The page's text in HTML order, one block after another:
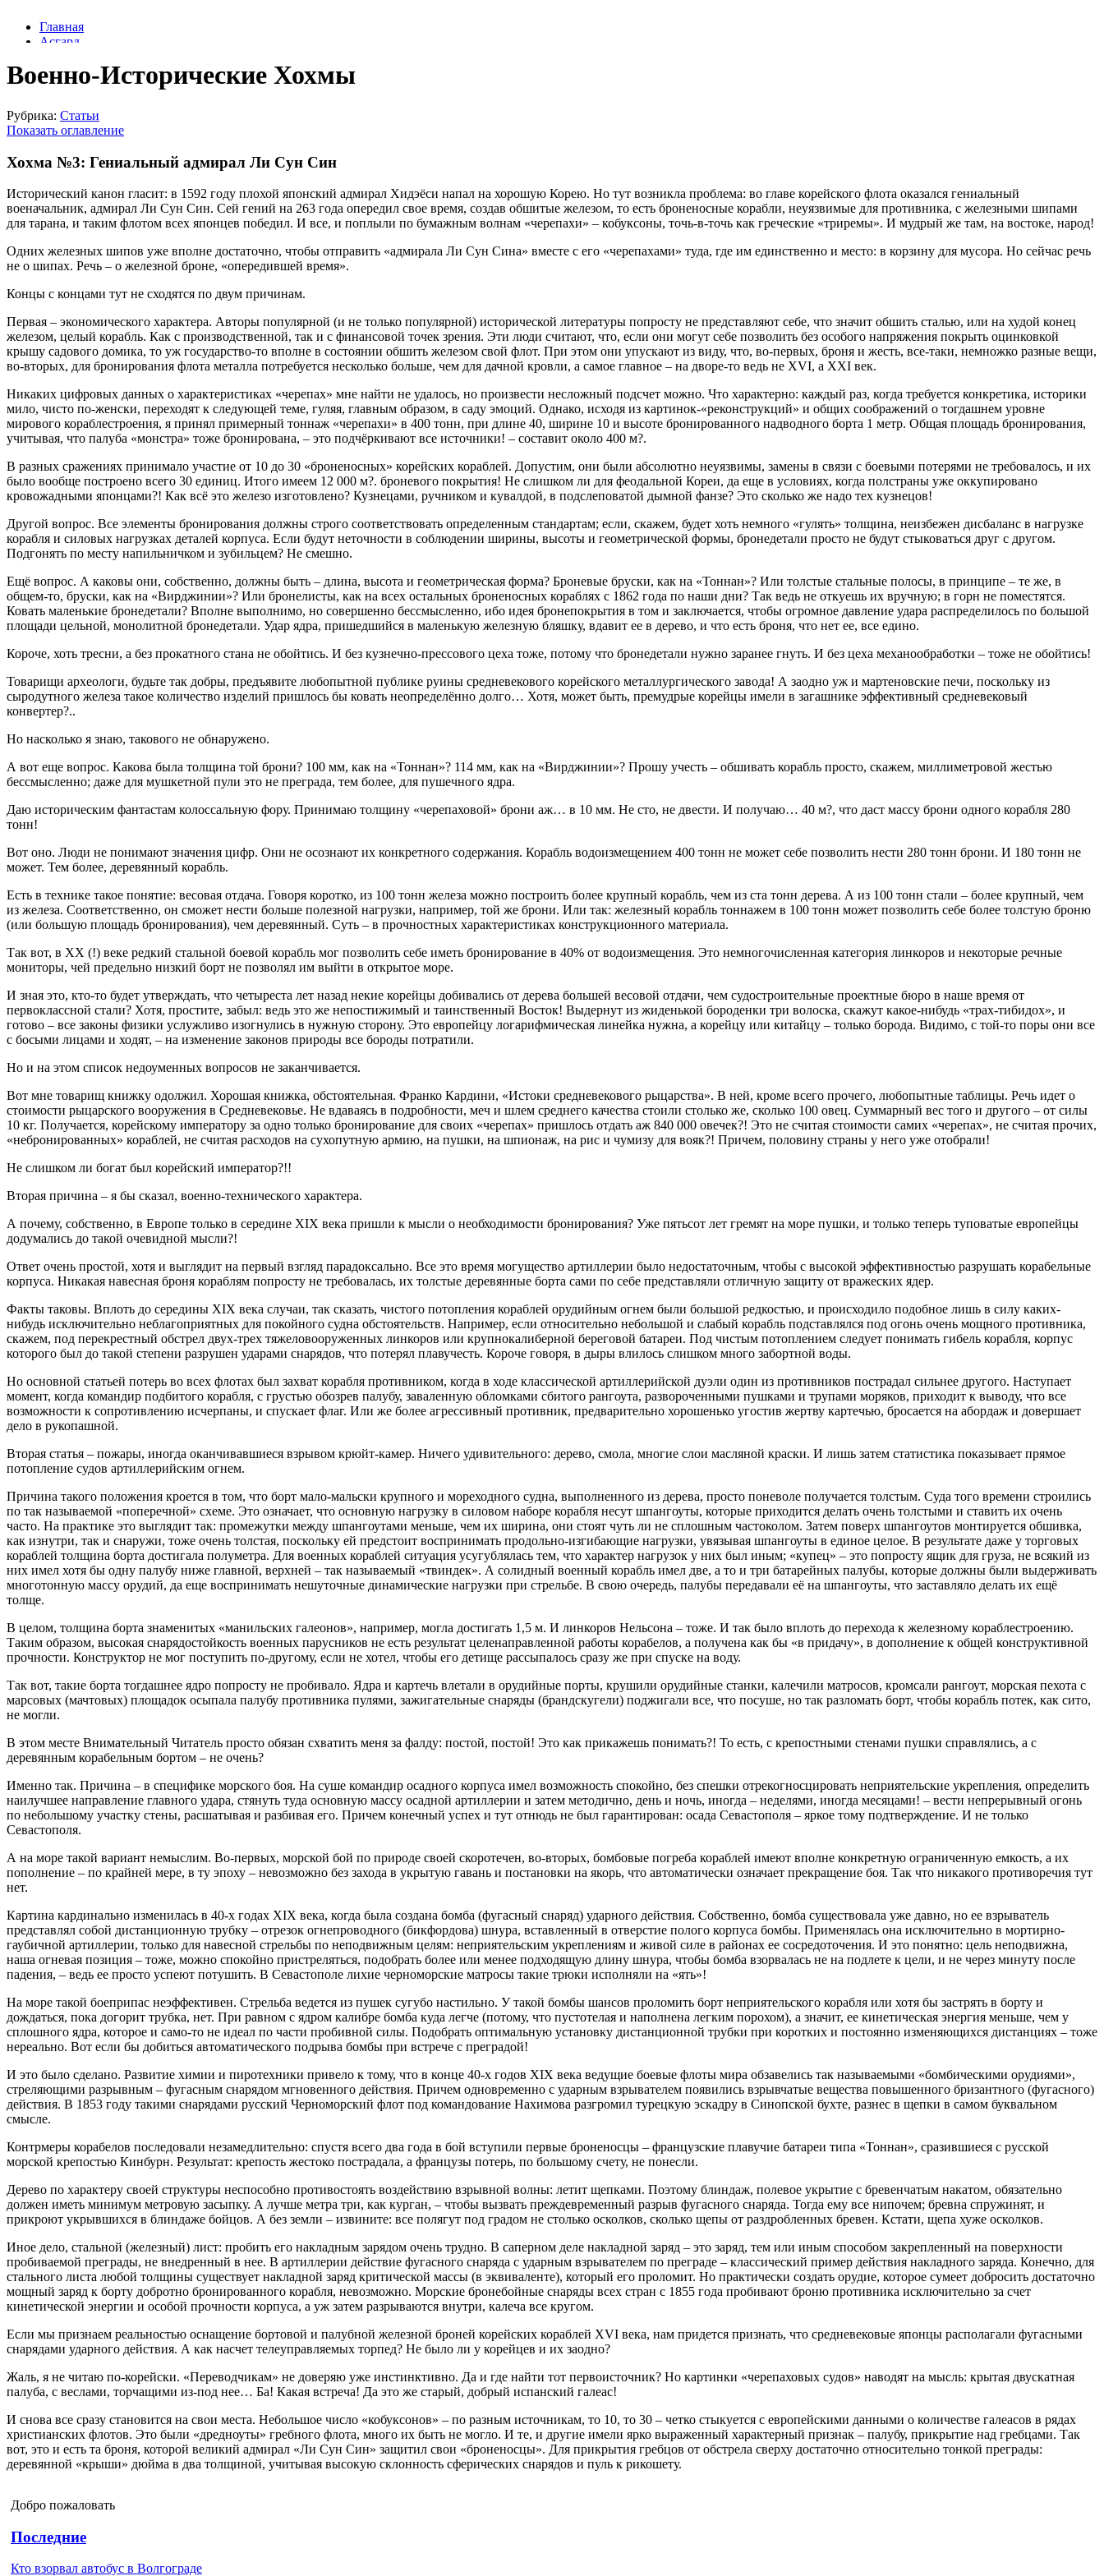
Военно-Исторические Хохмы
Рубрика: Статьи
Показать оглавление
Хохма №3: Гениальный адмирал Ли Сун Син
Исторический канон гласит: в 1592 году плохой японский адмирал Хидэёси напал на хорошую Корею. Но тут возникла проблема: во главе корейского флота оказался гениальный
военачальник, адмирал Ли Сун Син. Сей гений на 263 года опередил свое время, создав обшитые железом, то есть броненосные корабли, неуязвимые для противника, с железными шипами
для тарана, и таким флотом всех японцев победил. И все, и поплыли по бумажным волнам «черепахи» – кобуксоны, точь-в-точь как греческие «триремы». И мудрый же там, на востоке, народ!
Одних железных шипов уже вполне достаточно, чтобы отправить «адмирала Ли Сун Сина» вместе с его «черепахами» туда, где им единственно и место: в корзину для мусора. Но сейчас речь
не о шипах. Речь – о железной броне, «опередившей время».
Концы с концами тут не сходятся по двум причинам.
Первая – экономического характера. Авторы популярной (и не только популярной) исторической литературы попросту не представляют себе, что значит обшить сталью, или на худой конец
железом, целый корабль. Как с производственной, так и с финансовой точек зрения. Эти люди считают, что, если они могут себе позволить без особого напряжения покрыть оцинковкой
крышу садового домика, то уж государство-то вполне в состоянии обшить железом свой флот. При этом они упускают из виду, что, во-первых, броня и жесть, все-таки, немножко разные вещи,
во-вторых, для бронирования флота металла потребуется несколько больше, чем для дачной кровли, а самое главное – на дворе-то ведь не XVI, а XXI век.
Никаких цифровых данных о характеристиках «черепах» мне найти не удалось, но произвести несложный подсчет можно. Что характерно: каждый раз, когда требуется конкретика, историки
мило, чисто по-женски, переходят к следующей теме, гуляя, главным образом, в саду эмоций. Однако, исходя из картинок-«реконструкций» и общих соображений о тогдашнем уровне
мирового кораблестроения, я принял примерный тоннаж «черепахи» в 400 тонн, при длине 40, ширине 10 и высоте бронированного надводного борта 1 метр. Общая площадь бронирования,
учитывая, что палуба «монстра» тоже бронирована, – это подчёркивают все источники! – составит около 400 м?.
В разных сражениях принимало участие от 10 до 30 «броненосных» корейских кораблей. Допустим, они были абсолютно неуязвимы, замены в связи с боевыми потерями не требовалось, и их
было вообще построено всего 30 единиц. Итого имеем 12 000 м?. броневого покрытия! Не слишком ли для феодальной Кореи, да еще в условиях, когда полстраны уже оккупировано
кровожадными японцами?! Как всё это железо изготовлено? Кузнецами, ручником и кувалдой, в подслеповатой дымной фанзе? Это сколько же надо тех кузнецов!
Другой вопрос. Все элементы бронирования должны строго соответствовать определенным стандартам; если, скажем, будет хоть немного «гулять» толщина, неизбежен дисбаланс в нагрузке
корабля и силовых нагрузках деталей корпуса. Если будут неточности в соблюдении ширины, высоты и геометрической формы, бронедетали просто не будут стыковаться друг с другом.
Подгонять по месту напильничком и зубильцем? Не смешно.
Ещё вопрос. А каковы они, собственно, должны быть – длина, высота и геометрическая форма? Броневые бруски, как на «Тоннан»? Или толстые стальные полосы, в принципе – те же, в
общем-то, бруски, как на «Вирджинии»? Или бронелисты, как на всех остальных броненосных кораблях с 1862 года по наши дни? Так ведь не откуешь их вручную; в горн не поместятся.
Ковать маленькие бронедетали? Вполне выполнимо, но совершенно бессмысленно, ибо идея бронепокрытия в том и заключается, чтобы огромное давление удара распределилось по большой
площади цельной, монолитной бронедетали. Удар ядра, пришедшийся в маленькую железную бляшку, вдавит ее в дерево, и что есть броня, что нет ее, все едино.
Короче, хоть тресни, а без прокатного стана не обойтись. И без кузнечно-прессового цеха тоже, потому что бронедетали нужно заранее гнуть. И без цеха механообработки – тоже не обойтись!
Товарищи археологи, будьте так добры, предъявите любопытной публике руины средневекового корейского металлургического завода! А заодно уж и мартеновские печи, поскольку из
сыродутного железа такое количество изделий пришлось бы ковать неопределённо долго… Хотя, может быть, премудрые корейцы имели в загашнике эффективный средневековый
конвертер?..
Но насколько я знаю, такового не обнаружено.
А вот еще вопрос. Какова была толщина той брони? 100 мм, как на «Тоннан»? 114 мм, как на «Вирджинии»? Прошу учесть – обшивать корабль просто, скажем, миллиметровой жестью
бессмысленно; даже для мушкетной пули это не преграда, тем более, для пушечного ядра.
Даю историческим фантастам колоссальную фору. Принимаю толщину «черепаховой» брони аж… в 10 мм. Не сто, не двести. И получаю… 40 м?, что даст массу брони одного корабля 280
тонн!
Вот оно. Люди не понимают значения цифр. Они не осознают их конкретного содержания. Корабль водоизмещением 400 тонн не может себе позволить нести 280 тонн брони. И 180 тонн не
может. Тем более, деревянный корабль.
Есть в технике такое понятие: весовая отдача. Говоря коротко, из 100 тонн железа можно построить более крупный корабль, чем из ста тонн дерева. А из 100 тонн стали – более крупный, чем
из железа. Соответственно, он сможет нести больше полезной нагрузки, например, той же брони. Или так: железный корабль тоннажем в 100 тонн может позволить себе более толстую броню
(или большую площадь бронирования), чем деревянный. Суть – в прочностных характеристиках конструкционного материала.
Так вот, в XX (!) веке редкий стальной боевой корабль мог позволить себе иметь бронирование в 40% от водоизмещения. Это немногочисленная категория линкоров и некоторые речные
мониторы, чей предельно низкий борт не позволял им выйти в открытое море.
И зная это, кто-то будет утверждать, что четыреста лет назад некие корейцы добивались от дерева большей весовой отдачи, чем судостроительные проектные бюро в наше время от
первоклассной стали? Хотя, простите, забыл: ведь это же непостижимый и таинственный Восток! Выдернут из жиденькой бороденки три волоска, скажут какое-нибудь «трах-тибидох», и
готово – все законы физики услужливо изогнулись в нужную сторону. Это европейцу логарифмическая линейка нужна, а корейцу или китайцу – только борода. Видимо, с той-то поры они все
с босыми лицами и ходят, – на изменение законов природы все бороды потратили.
Но и на этом список недоуменных вопросов не заканчивается.
Вот мне товарищ книжку одолжил. Хорошая книжка, обстоятельная. Франко Кардини, «Истоки средневекового рыцарства». В ней, кроме всего прочего, любопытные таблицы. Речь идет о
стоимости рыцарского вооружения в Средневековье. Не вдаваясь в подробности, меч и шлем среднего качества стоили столько же, сколько 100 овец. Суммарный вес того и другого – от силы
10 кг. Получается, корейскому императору за одно только бронирование для своих «черепах» пришлось отдать аж 840 000 овечек?! Это не считая стоимости самих «черепах», не считая прочих,
«небронированных» кораблей, не считая расходов на сухопутную армию, на пушки, на шпионаж, на рис и чумизу для вояк?! Причем, половину страны у него уже отобрали!
Не слишком ли богат был корейский император?!!
Вторая причина – я бы сказал, военно-технического характера.
А почему, собственно, в Европе только в середине ХIХ века пришли к мысли о необходимости бронирования? Уже пятьсот лет гремят на море пушки, и только теперь туповатые европейцы
додумались до такой очевидной мысли?!
Ответ очень простой, хотя и выглядит на первый взгляд парадоксально. Все это время могущество артиллерии было недостаточным, чтобы с высокой эффективностью разрушать корабельные
корпуса. Никакая навесная броня кораблям попросту не требовалась, их толстые деревянные борта сами по себе представляли отличную защиту от вражеских ядер.
Факты таковы. Вплоть до середины ХIХ века случаи, так сказать, чистого потопления кораблей орудийным огнем были большой редкостью, и происходило подобное лишь в силу каких-
нибудь исключительно неблагоприятных для покойного судна обстоятельств. Например, если относительно небольшой и слабый корабль подставлялся под огонь очень мощного противника,
скажем, под перекрестный обстрел двух-трех тяжеловооруженных линкоров или крупнокалиберной береговой батареи. Под чистым потоплением следует понимать гибель корабля, корпус
которого был до такой степени разрушен ударами снарядов, что потерял плавучесть. Короче говоря, в дыры влилось слишком много забортной воды.
Но основной статьей потерь во всех флотах был захват корабля противником, когда в ходе классической артиллерийской дуэли один из противников пострадал сильнее другого. Наступает
момент, когда командир подбитого корабля, с грустью обозрев палубу, заваленную обломками сбитого рангоута, развороченными пушками и трупами моряков, приходит к выводу, что все
возможности к сопротивлению исчерпаны, и спускает флаг. Или же более агрессивный противник, предварительно хорошенько угостив жертву картечью, бросается на абордаж и довершает
дело в рукопашной.
Вторая статья – пожары, иногда оканчивавшиеся взрывом крюйт-камер. Ничего удивительного: дерево, смола, многие слои масляной краски. И лишь затем статистика показывает прямое
потопление судов артиллерийским огнем.
Причина такого положения кроется в том, что борт мало-мальски крупного и мореходного судна, выполненного из дерева, просто поневоле получается толстым. Суда того времени строились
по так называемой «поперечной» схеме. Это означает, что основную нагрузку в силовом наборе корабля несут шпангоуты, которые приходится делать очень толстыми и ставить их очень
часто. На практике это выглядит так: промежутки между шпангоутами меньше, чем их ширина, они стоят чуть ли не сплошным частоколом. Затем поверх шпангоутов монтируется обшивка,
как изнутри, так и снаружи, тоже очень толстая, поскольку ей предстоит воспринимать продольно-изгибающие нагрузки, увязывая шпангоуты в единое целое. В результате даже у торговых
кораблей толщина борта достигала полуметра. Для военных кораблей ситуация усугублялась тем, что характер нагрузок у них был иным; «купец» – это попросту ящик для груза, не всякий из
них имел хотя бы одну палубу ниже главной, верхней – так называемый «твиндек». А солидный военный корабль имел две, а то и три батарейных палубы, которые должны были выдерживать
многотонную массу орудий, да еще воспринимать нешуточные динамические нагрузки при стрельбе. В свою очередь, палубы передавали её на шпангоуты, что заставляло делать их ещё
толще.
В целом, толщина борта знаменитых «манильских галеонов», например, могла достигать 1,5 м. И линкоров Нельсона – тоже. И так было вплоть до перехода к железному кораблестроению.
Таким образом, высокая снарядостойкость военных парусников не есть результат целенаправленной работы корабелов, а получена как бы «в придачу», в дополнение к общей конструктивной
прочности. Конструктор не мог поступить по-другому, если не хотел, чтобы его детище рассыпалось сразу же при спуске на воду.
Так вот, такие борта тогдашнее ядро попросту не пробивало. Ядра и картечь влетали в орудийные порты, крушили орудийные станки, калечили матросов, кромсали рангоут, морская пехота с
марсовых (мачтовых) площадок осыпала палубу противника пулями, зажигательные снаряды (брандскугели) поджигали все, что посуше, но так разломать борт, чтобы корабль потек, как сито,
не могли.
В этом месте Внимательный Читатель просто обязан схватить меня за фалду: постой, постой! Это как прикажешь понимать?! То есть, с крепостными стенами пушки справлялись, а с
деревянным корабельным бортом – не очень?
Именно так. Причина – в специфике морского боя. На суше командир осадного корпуса имел возможность спокойно, без спешки отрекогносцировать неприятельские укрепления, определить
наилучшее направление главного удара, стянуть туда основную массу осадной артиллерии и затем методично, день и ночь, иногда – неделями, иногда месяцами! – вести непрерывный огонь
по небольшому участку стены, расшатывая и разбивая его. Причем конечный успех и тут отнюдь не был гарантирован: осада Севастополя – яркое тому подтверждение. И не только
Севастополя.
А на море такой вариант немыслим. Во-первых, морской бой по природе своей скоротечен, во-вторых, бомбовые погреба кораблей имеют вполне конкретную ограниченную емкость, а их
пополнение – по крайней мере, в ту эпоху – невозможно без захода в укрытую гавань и постановки на якорь, что автоматически означает прекращение боя. Так что никакого противоречия тут
нет.
Картина кардинально изменилась в 40-х годах ХIХ века, когда была создана бомба (фугасный снаряд) ударного действия. Собственно, бомба существовала уже давно, но ее взрыватель
представлял собой дистанционную трубку – отрезок огнепроводного (бикфордова) шнура, вставленный в отверстие полого корпуса бомбы. Применялась она исключительно в мортирно-
гаубичной артиллерии, только для навесной стрельбы по неподвижным целям: неприятельским укреплениям и живой силе в районах ее сосредоточения. И это понятно: цель неподвижна,
наша огневая позиция – тоже, можно спокойно пристреляться, подобрать более или менее подходящую длину шнура, чтобы бомба взорвалась не на подлете к цели, и не через минуту после
падения, – ведь ее просто успеют потушить. В Севастополе лихие черноморские матросы такие трюки исполняли на «ять»!
На море такой боеприпас неэффективен. Стрельба ведется из пушек сугубо настильно. У такой бомбы шансов проломить борт неприятельского корабля или хотя бы застрять в борту и
дождаться, пока догорит трубка, нет. При равном с ядром калибре бомба куда легче (потому, что пустотелая и наполнена легким порохом), а значит, ее кинетическая энергия меньше, чем у
сплошного ядра, которое и само-то не идеал по части пробивной силы. Подобрать оптимальную установку дистанционной трубки при коротких и постоянно изменяющихся дистанциях – тоже
нереально. Вот если бы добиться автоматического подрыва бомбы при встрече с преградой!
И это было сделано. Развитие химии и пиротехники привело к тому, что в конце 40-х годов ХIХ века ведущие боевые флоты мира обзавелись так называемыми «бомбическими орудиями»,
стреляющими разрывным – фугасным снарядом мгновенного действия. Причем одновременно с ударным взрывателем появились взрывчатые вещества повышенного бризантного (фугасного)
действия. В 1853 году такими снарядами русский Черноморский флот под командование Нахимова разгромил турецкую эскадру в Синопской бухте, разнес в щепки в самом буквальном
смысле.
Контрмеры корабелов последовали незамедлительно: спустя всего два года в бой вступили первые броненосцы – французские плавучие батареи типа «Тоннан», сразившиеся с русской
морской крепостью Кинбурн. Результат: крепость жестоко пострадала, а французы потерь, по большому счету, не понесли.
Дерево по характеру своей структуры неспособно противостоять воздействию взрывной волны: летит щепками. Поэтому блиндаж, полевое укрытие с бревенчатым накатом, обязательно
должен иметь минимум метровую засыпку. А лучше метра три, как курган, – чтобы вызвать преждевременный разрыв фугасного снаряда. Тогда ему все нипочем; бревна спружинят, и
прикроют укрывшихся в блиндаже бойцов. А без земли – извините: все полягут под градом не столько осколков, сколько щепы от раздробленных бревен. Кстати, щепа хуже осколков.
Иное дело, стальной (железный) лист: пробить его накладным зарядом очень трудно. В саперном деле накладной заряд – это заряд, тем или иным способом закрепленный на поверхности
пробиваемой преграды, не внедренный в нее. В артиллерии действие фугасного снаряда с ударным взрывателем по преграде – классический пример действия накладного заряда. Конечно, для
стального листа любой толщины существует накладной заряд критической массы (в эквиваленте), который его проломит. Но практически создать орудие, которое сумеет добросить достаточно
мощный заряд к борту добротно бронированного корабля, невозможно. Морские бронебойные снаряды всех стран с 1855 года пробивают броню противника исключительно за счет
кинетической энергии и особой прочности корпуса, а уж затем разрываются внутри, калеча все кругом.
Если мы признаем реальностью оснащение бортовой и палубной железной броней корейских кораблей XVI века, нам придется признать, что средневековые японцы располагали фугасными
снарядами ударного действия. А как насчет телеуправляемых торпед? Не было ли у корейцев и их заодно?
Жаль, я не читаю по-корейски. «Переводчикам» не доверяю уже инстинктивно. Да и где найти тот первоисточник? Но картинки «черепаховых судов» наводят на мысль: крытая двускатная
палуба, с веслами, торчащими из-под нее… Ба! Какая встреча! Да это же старый, добрый испанский галеас!
И снова все сразу становится на свои места. Небольшое число «кобуксонов» – по разным источникам, то 10, то 30 – четко стыкуется с европейскими данными о количестве галеасов в рядах
христианских флотов. Это были «дредноуты» гребного флота, много их быть не могло. И те, и другие имели ярко выраженный характерный признак – палубу, прикрытие над гребцами. Так
вот, это и есть та броня, которой великий адмирал «Ли Сун Син» защитил свои «броненосцы». Для прикрытия гребцов от обстрела сверху достаточно относительно тонкой преграды:
деревянной «крыши» дюйма в два толщиной, учитывая высокую склонность сферических снарядов и пуль к рикошету.